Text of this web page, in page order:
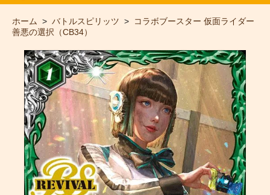
ホーム > バトルスピリッツ >
コラボブースター 仮面ライダー
善悪の選択（CB34）